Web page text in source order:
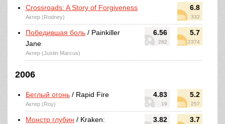
6.8
332
Crossroads: A Story of Forgiveness
Актер (Rodney)
6.56
282
5.7
2374
Победившая боль / Painkiller
Jane
Актер (Justin Marcus)
2006
4.83
19
5.2
257
Беглый огонь / Rapid Fire
Актер (Roy)
3.82 3.7
Монстр глубин / Kraken: